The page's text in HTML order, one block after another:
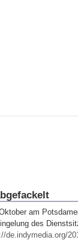
am
des
de.indymedia.org/